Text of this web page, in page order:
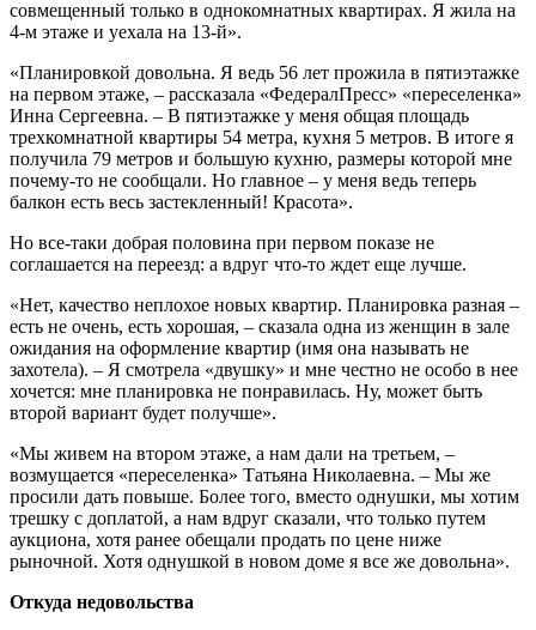
совмещенный только в однокомнатных квартирах. Я жила на
4-м этаже и уехала на 13-й».
«Планировкой довольна. Я ведь 56 лет прожила в пятиэтажке
на первом этаже, – рассказала «ФедералПресс» «переселенка»
Инна Сергеевна. – В пятиэтажке у меня общая площадь
трехкомнатной квартиры 54 метра, кухня 5 метров. В итоге я
получила 79 метров и большую кухню, размеры которой мне
почему-то не сообщали. Но главное – у меня ведь теперь
балкон есть весь застекленный! Красота».
Но все-таки добрая половина при первом показе не
соглашается на переезд: а вдруг что-то ждет еще лучше.
«Нет, качество неплохое новых квартир. Планировка разная –
есть не очень, есть хорошая, – сказала одна из женщин в зале
ожидания на оформление квартир (имя она называть не
захотела). – Я смотрела «двушку» и мне честно не особо в нее
хочется: мне планировка не понравилась. Ну, может быть
второй вариант будет получше».
«Мы живем на втором этаже, а нам дали на третьем, –
возмущается «переселенка» Татьяна Николаевна. – Мы же
просили дать повыше. Более того, вместо однушки, мы хотим
трешку с доплатой, а нам вдруг сказали, что только путем
аукциона, хотя ранее обещали продать по цене ниже
рыночной. Хотя однушкой в новом доме я все же довольна».
Откуда недовольства